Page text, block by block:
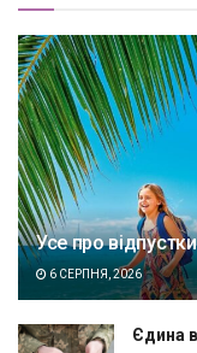
Усе про відпустки
6 СЕРПНЯ, 2026
Єдина